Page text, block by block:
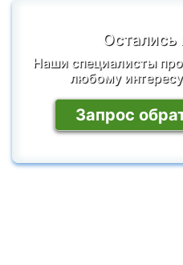
Остались
Наши специалисты
любому
Запрос